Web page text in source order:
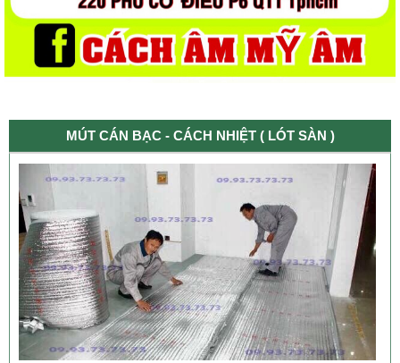
MÚT CÁN BẠC - CÁCH NHIỆT ( LÓT SÀN )